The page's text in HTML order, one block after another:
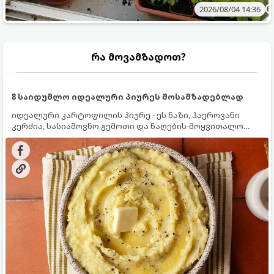
2026/08/04 14:36
რა მოვამზადოთ?
8 საიდუმლო იდეალური პიურეს მოსამზადებლად
იდეალური კარტოფილის პიურე - ეს ნაზი, ჰაეროვანი
კერძია, სასიამოვნო გემოთი და ნაღების-მოყვითალო
ფერით. მისი მომზადება ძალიან მარტივია, მაგრამ
არსებობს რამდენიმე საიდუმლო, რომლებიც უნდა
იცოდეთ, რომ პიურე იდეალურად გემრიელი გამოვიდეს.